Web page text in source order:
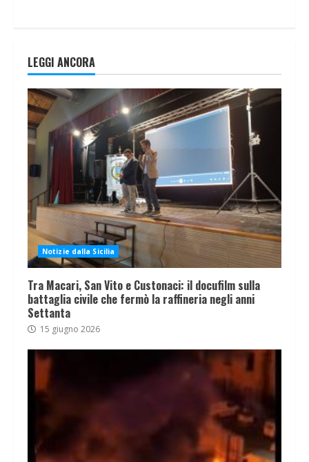
LEGGI ANCORA
Notizie dalla Sicilia
Tra Macari, San Vito e Custonaci: il docufilm sulla
battaglia civile che fermò la raffineria negli anni
Settanta
15 giugno 2026